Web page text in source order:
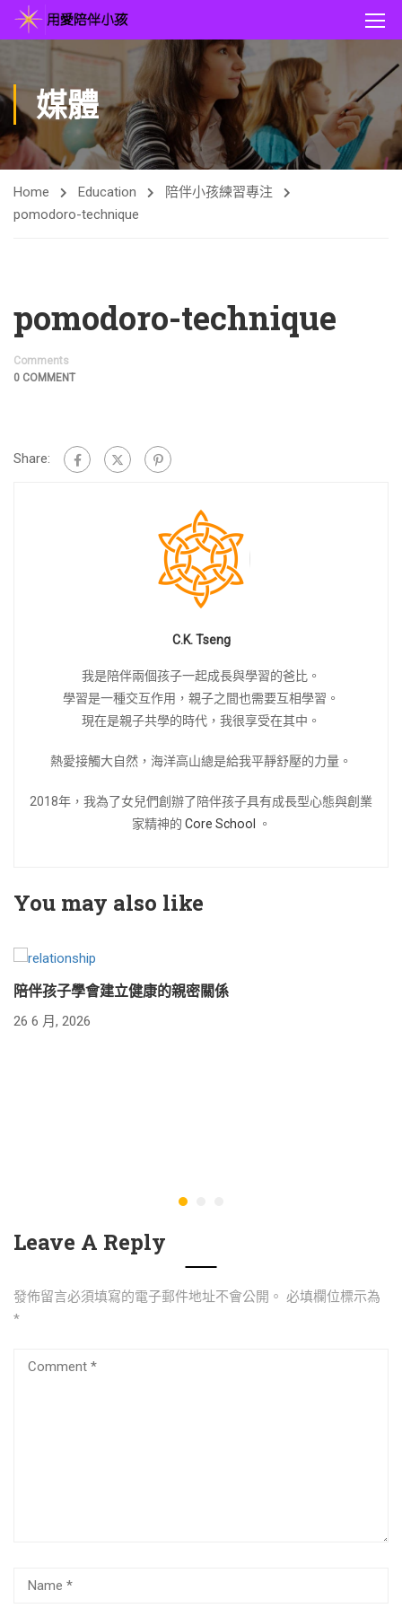
媒體
Home Education
陪伴小孩練習專注
pomodoro-technique
pomodoro-technique
Comments
0 COMMENT
Share:
C.K. Tseng
我是陪伴兩個孩子一起成長與學習的爸比。
學習是一種交互作用，親子之間也需要互相學習。
現在是親子共學的時代，我很享受在其中。
熱愛接觸大自然，海洋高山總是給我平靜舒壓的力量。
2018年，我為了女兒們創辦了陪伴孩子具有成長型心態與創業
家精神的 Core School 。
You may also like
陪伴孩子學會建立健康的親密關係
26 6 月, 2026
Leave A Reply
發佈留言必須填寫的電子郵件地址不會公開。 必填欄位標示為
*